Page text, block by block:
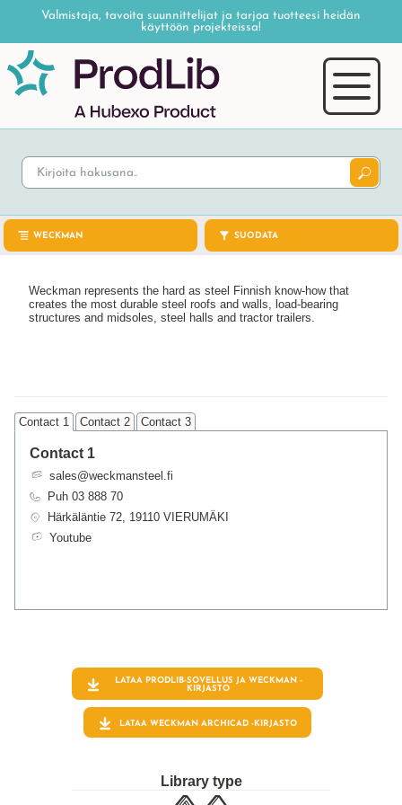
Valmistaja, tavoita suunnittelijat ja tarjoa tuotteesi heidän
käyttöön projekteissa!
WECKMAN SUODATA
Weckman represents the hard as steel Finnish know-how that
creates the most durable steel roofs and walls, load-bearing
structures and midsoles, steel halls and tractor trailers.
Contact 1 Contact 2 Contact 3
Contact 1
sales@weckmansteel.fi
Puh 03 888 70
Härkäläntie 72, 19110 VIERUMÄKI
Youtube
LATAA PRODLIB-SOVELLUS JA WECKMAN -
KIRJASTO
LATAA WECKMAN ARCHICAD -KIRJASTO
Library type